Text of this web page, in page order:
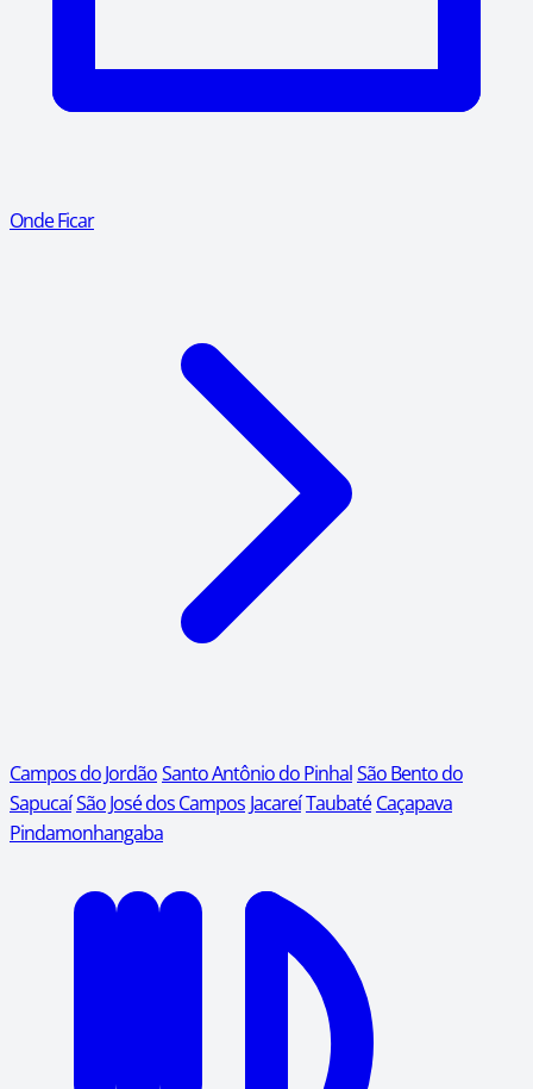
Onde Ficar
Campos do JordãoSanto Antônio do PinhalSão Bento do
SapucaíSão José dos Campos JacareíTaubaté Caçapava
Pindamonhangaba